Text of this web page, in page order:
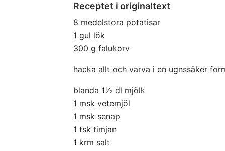
Receptet i originaltext
8 medelstora potatisar
1 gul lök
300 g falukorv
hacka allt och varva i en ugnssäker
blanda 1½ dl mjölk
1 msk vetemjöl
1 msk senap
1 tsk timjan
1 krm salt